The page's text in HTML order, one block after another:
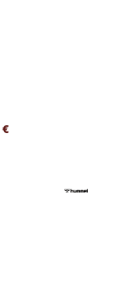
€